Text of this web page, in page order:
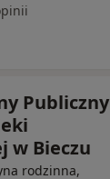
Publiczny
w Bieczu
rodzinna,